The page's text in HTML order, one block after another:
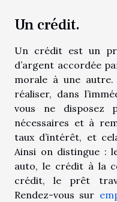
Un crédit.
Un crédit est un
d’argent accordée
morale à une
réaliser, dans
vous ne disposez
nécessaires et à
taux d’intérêt, et
Ainsi on distingue :
auto, le crédit à la
crédit, le prêt
Rendez-vous sur